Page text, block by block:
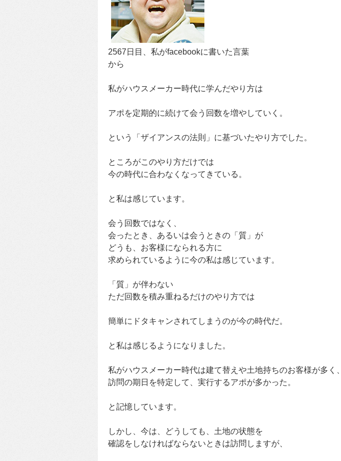
2567日目、私がfacebookに書いた言葉
から
私がハウスメーカー時代に学んだやり方は
アポを定期的に続けて会う回数を増やしていく。
という「ザイアンスの法則」に基づいたやり方でした。
ところがこのやり方だけでは
今の時代に合わなくなってきている。
と私は感じています。
会う回数ではなく、
会ったとき、あるいは会うときの「質」が
どうも、お客様になられる方に
求められているように今の私は感じています。
「質」が伴わない
ただ回数を積み重ねるだけのやり方では
簡単にドタキャンされてしまうのが今の時代だ。
と私は感じるようになりました。
私がハウスメーカー時代は建て替えや土地持ちのお客様が多く、
訪問の期日を特定して、実行するアポが多かった。
と記憶しています。
しかし、今は、どうしても、土地の状態を
確認をしなければならないときは訪問しますが、